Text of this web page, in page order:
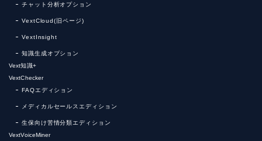
チャット分析オプション
VextCloud(旧ページ)
VextInsight
知識生成オプション
Vext知識+
VextChecker
FAQエディション
メディカルセールスエディション
生保向け苦情分類エディション
VextVoiceMiner